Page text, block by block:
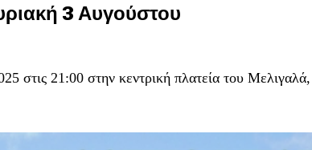
3 Αυγούστου
στις 21:00 στην κεντρική πλατεία του Μελιγαλά,